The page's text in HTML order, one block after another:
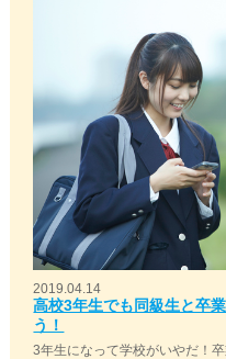
2019.04.14
高校3年生でも同級生と卒
う！
3年生になって学校がいやだ！